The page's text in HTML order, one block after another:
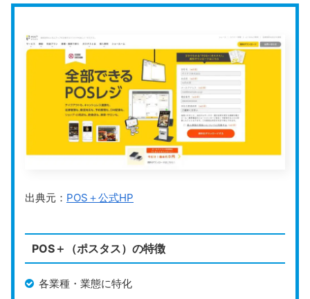
入金サイクル
月6回入金
（三井住友銀行・三菱UFJ銀行・みずほ銀
運営会社 株式会社リクルート
公式HP https://airregi.jp/payment/
スクロールできます
スに優れたキャッシュレス決済サービス
ーンを活用すれば、専用のカードリーダー端末を0円で
クレジットカードや電子マネー、QRコード決済（Airペ
イ QRの追加申込が必要）など、多様な決済方法に対
出典元： POS＋公式HP
POS＋（ポスタス）の特徴
各業種・業態に特化